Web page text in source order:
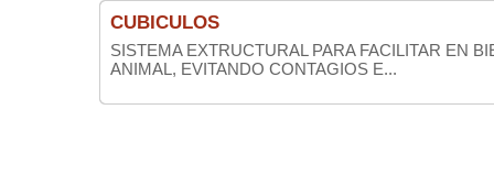
CUBICULOS
SISTEMA EXTRUCTURAL PARA FACILITAR EN
ANIMAL, EVITANDO CONTAGIOS E...